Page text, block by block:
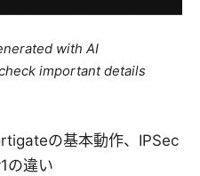
with AI
important details
の基本動作、IPSec
の違い